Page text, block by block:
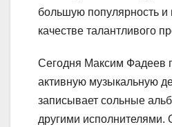
большую популярность и
качестве талантливого
Сегодня Максим Фадеев
активную музыкальную
записывает сольные
другими исполнителями.